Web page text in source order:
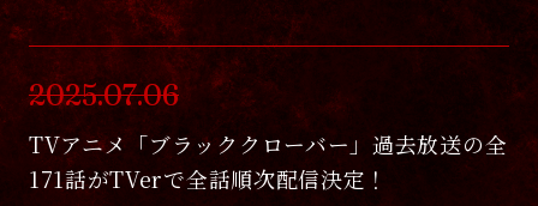
2025.07.06
TVアニメ「ブラッククローバー」過去放送の全
171話がTVerで全話順次配信決定！